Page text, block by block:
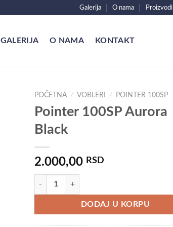
Galerija O nama Proizvodi
GALERIJA O NAMA KONTAKT
POČETNA / VOBLERI / POINTER 100SP
Pointer 100SP Aurora
Black
2.000,00 RSD
Pointer 100SP Aurora Black količina
DODAJ U KORPU